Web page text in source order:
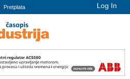
Log In
Pretplata